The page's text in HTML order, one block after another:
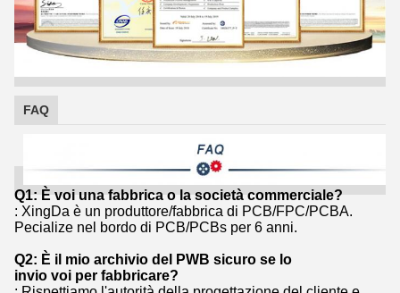
FAQ
Q1: È voi una fabbrica o la società commerciale?
: XingDa è un produttore/fabbrica di PCB/FPC/PCBA.
Pecialize nel bordo di PCB/PCBs per 6 anni.
Q2: È il mio archivio del PWB sicuro se lo
invio voi per fabbricare?